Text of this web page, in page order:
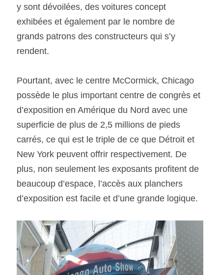
y sont dévoilées, des voitures concept
exhibées et également par le nombre de
grands patrons des constructeurs qui s’y
rendent.
Pourtant, avec le centre McCormick, Chicago
possède le plus important centre de congrès et
d’exposition en Amérique du Nord avec une
superficie de plus de 2,5 millions de pieds
carrés, ce qui est le triple de ce que Détroit et
New York peuvent offrir respectivement. De
plus, non seulement les exposants profitent de
beaucoup d’espace, l’accès aux planchers
d’exposition est facile et d’une grande logique.